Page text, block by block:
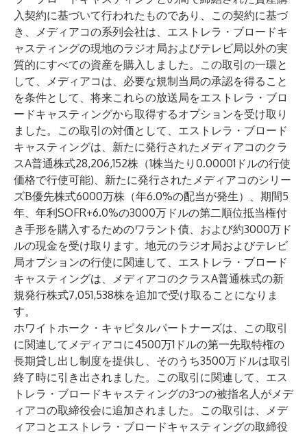
入契約に基づいて行われたものであり、この契約に基づ
き、メディアコの系列会社は、エストレラ・ブロードキ
ャスティングの現地のラジオ局およびテレビ局以外の実
質的にすべての資産を購入しました。この取引の一環と
して、メディアコは、必要な規制当局の承認を得ること
を条件として、将来これらの放送局をエストレラ・ブロ
ードキャスティングから取得するオプションを受け取り
ました。この取引の対価として、エストレラ・ブロード
キャスティングは、新たに発行されたメディアコのクラ
スA普通株式28,206,152株（1株当たり0.00001ドルの行使
価格で行使可能)、新たに発行されたメディアコのシリー
ズB優先株式6000万株（年6.0%の配当が発生）、期間5
年、年利SOFR+6.0%の3000万ドルの第二順位抵当権付
き手形を購入するためのワラント債、および約3000万ド
ルの現金を受け取ります。地元のラジオ局およびテレビ
局オプションの行使に関連して、エストレラ・ブロード
キャスティングは、メディアコのクラスA普通株式の新
規発行株式7,051,538株を追加で受け取ることになりま
す。
ホワイトホーク・キャピタルパートナーズは、この取引
に関連してメディアコに4500万1ドルの第一先取特権の
長期貸し出し制度を提供し、そのうち3500万ドルは取引
終了時に引き出されました。この取引に関連して、エス
トレラ・ブロードキャスティングの3つの被指名人がメデ
ィアコの取締役会に追加されました。この取引は、メデ
ィアコとエストレラ・ブロードキャスティングの取締役